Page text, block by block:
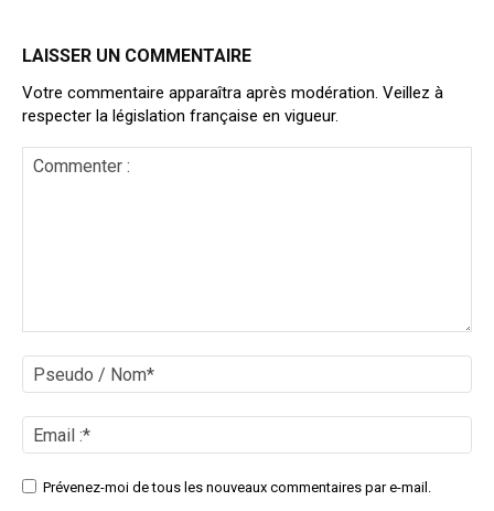
LAISSER UN COMMENTAIRE
Votre commentaire apparaîtra après modération. Veillez à
respecter la législation française en vigueur.
/
:*
SitePrévenez-moi de tous les nouveaux commentaires par e-mail.